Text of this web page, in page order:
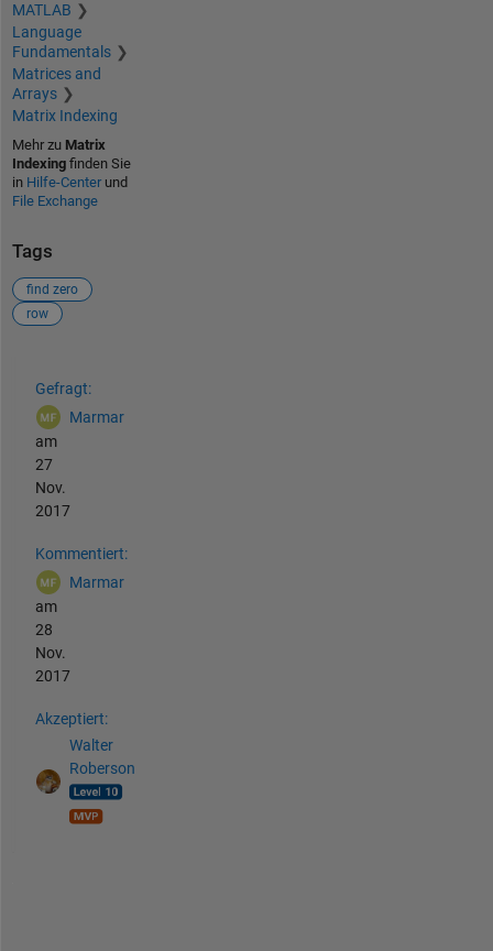
MATLAB
Language
Fundamentals
Matrices and
Arrays
Matrix Indexing
Mehr zu Matrix
Indexingfinden Sie
in Hilfe-Centerund
File Exchange
Tags
find zero
row
Gefragt:
Marmar
am
27
Nov.
2017
Kommentiert:
Marmar
am
28
Nov.
2017
Akzeptiert:
Walter
Roberson